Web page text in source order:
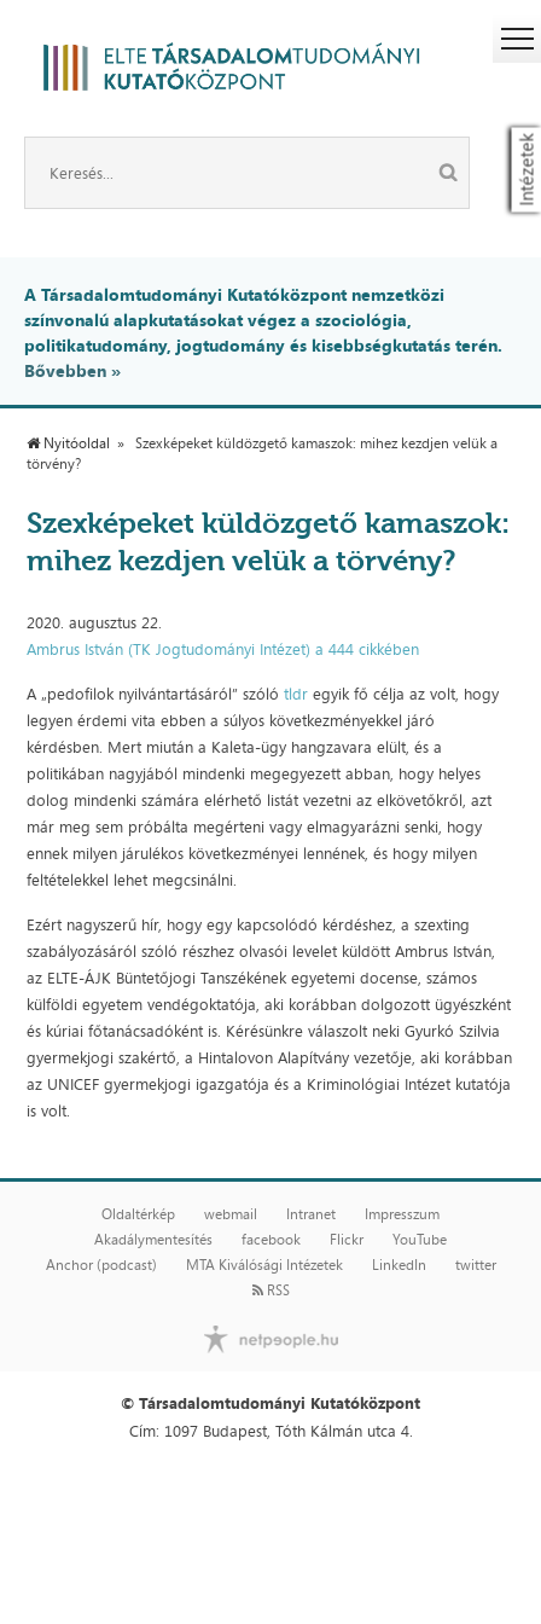
Intézetek
A Társadalomtudományi Kutatóközpont nemzetközi
színvonalú alapkutatásokat végez a szociológia,
politikatudomány, jogtudomány és kisebbségkutatás terén.
Bővebben »
Nyitóoldal
Szexképeket küldözgető kamaszok: mihez kezdjen velük a
törvény?
Szexképeket küldözgető kamaszok:
mihez kezdjen velük a törvény?
2020. augusztus 22.
Ambrus István (TK Jogtudományi Intézet) a 444 cikkében
A „pedofilok nyilvántartásáról” szólótldr egyik fő célja az volt, hogy
legyen érdemi vita ebben a súlyos következményekkel járó
kérdésben. Mert miután a Kaleta-ügy hangzavara elült, és a
politikában nagyjából mindenki megegyezett abban, hogy helyes
dolog mindenki számára elérhető listát vezetni az elkövetőkről, azt
már meg sem próbálta megérteni vagy elmagyarázni senki, hogy
ennek milyen járulékos következményei lennének, és hogy milyen
feltételekkel lehet megcsinálni.
Ezért nagyszerű hír, hogy egy kapcsolódó kérdéshez, a szexting
szabályozásáról szóló részhez olvasói levelet küldött Ambrus István,
az ELTE-ÁJK Büntetőjogi Tanszékének egyetemi docense, számos
külföldi egyetem vendégoktatója, aki korábban dolgozott ügyészként
és kúriai főtanácsadóként is. Kérésünkre válaszolt neki Gyurkó Szilvia
gyermekjogi szakértő, a Hintalovon Alapítvány vezetője, aki korábban
az UNICEF gyermekjogi igazgatója és a Kriminológiai Intézet kutatója
is volt.
Oldaltérkép webmail Intranet
Impresszum
Akadálymentesítés
facebook Flickr
YouTube
Anchor (podcast)
MTA Kiválósági Intézetek LinkedIn
twitter
RSS
© Társadalomtudományi Kutatóközpont
Cím: 1097 Budapest, Tóth Kálmán utca 4.